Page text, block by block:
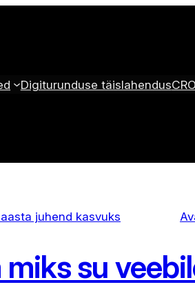
Digiturunduse täislahendus
juhend kasvuks
su